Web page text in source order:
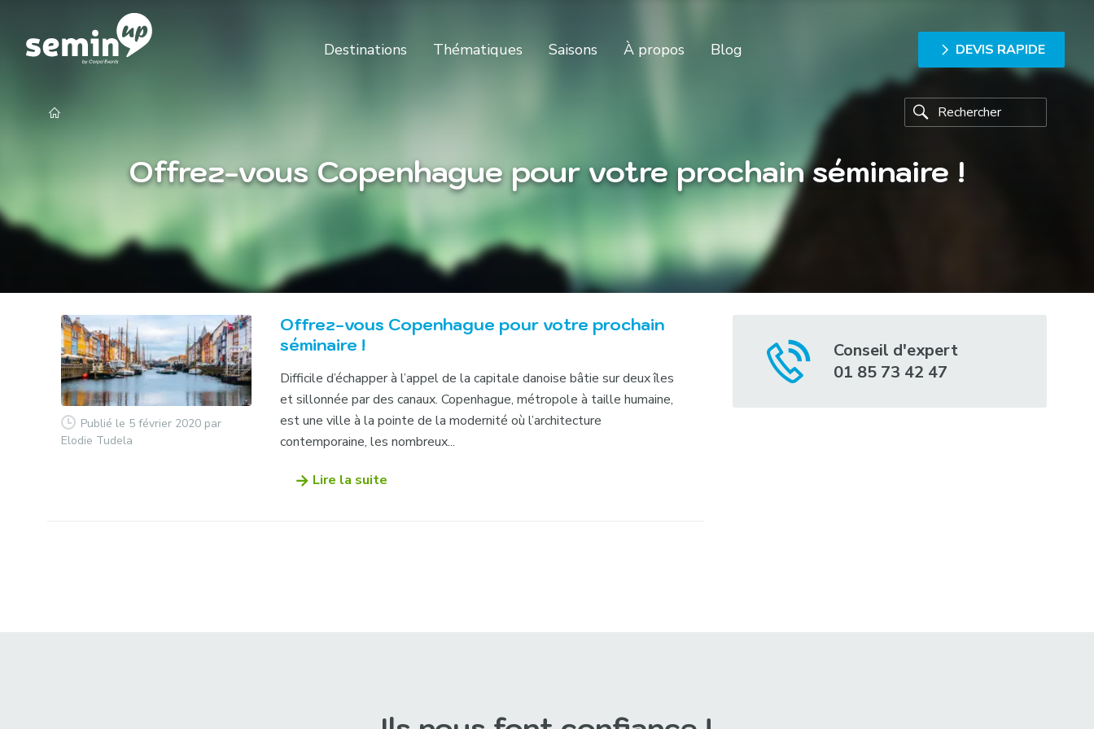
Destinations Thématiques Saisons À propos Blog DEVIS RAPIDE
Offrez-vous Copenhague pour votre prochain séminaire !
Publié le 5 février 2020 par
Elodie Tudela
Offrez-vous Copenhague pour votre prochain
séminaire !
Difficile d’échapper à l’appel de la capitale danoise bâtie sur deux îles
et sillonnée par des canaux. Copenhague, métropole à taille humaine,
est une ville à la pointe de la modernité où l’architecture
contemporaine, les nombreux...
Lire la suite
Conseil d'expert
01 85 73 42 47